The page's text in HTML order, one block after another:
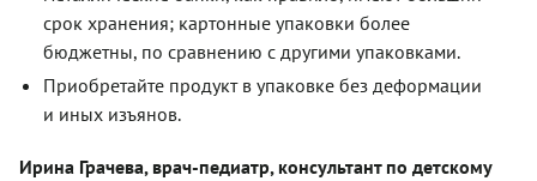
срок хранения; картонные упаковки более
бюджетны, по сравнению с другими упаковками.
Приобретайте продукт в упаковке без деформации
и иных изъянов.
Ирина Грачева, врач-педиатр, консультант по детскому